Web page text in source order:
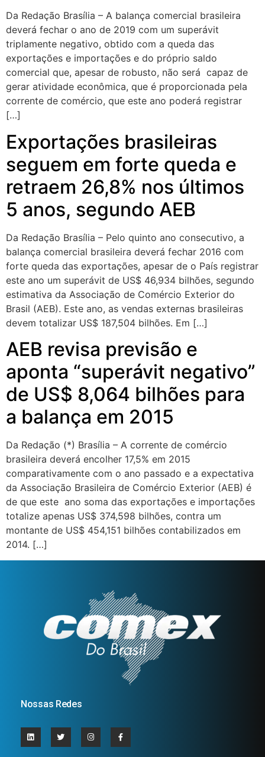
Da Redação Brasília – A balança comercial brasileira
deverá fechar o ano de 2019 com um superávit
triplamente negativo, obtido com a queda das
exportações e importações e do próprio saldo
comercial que, apesar de robusto, não será capaz de
gerar atividade econômica, que é proporcionada pela
corrente de comércio, que este ano poderá registrar
[…]
Exportações brasileiras
seguem em forte queda e
retraem 26,8% nos últimos
5 anos, segundo AEB
Da Redação Brasília – Pelo quinto ano consecutivo, a
balança comercial brasileira deverá fechar 2016 com
forte queda das exportações, apesar de o País registrar
este ano um superávit de US$ 46,934 bilhões, segundo
estimativa da Associação de Comércio Exterior do
Brasil (AEB). Este ano, as vendas externas brasileiras
devem totalizar US$ 187,504 bilhões. Em […]
AEB revisa previsão e
aponta “superávit negativo”
de US$ 8,064 bilhões para
a balança em 2015
Da Redação (*) Brasília – A corrente de comércio
brasileira deverá encolher 17,5% em 2015
comparativamente com o ano passado e a expectativa
da Associação Brasileira de Comércio Exterior (AEB) é
de que este ano soma das exportações e importações
totalize apenas US$ 374,598 bilhões, contra um
montante de US$ 454,151 bilhões contabilizados em
2014. […]
Nossas Redes